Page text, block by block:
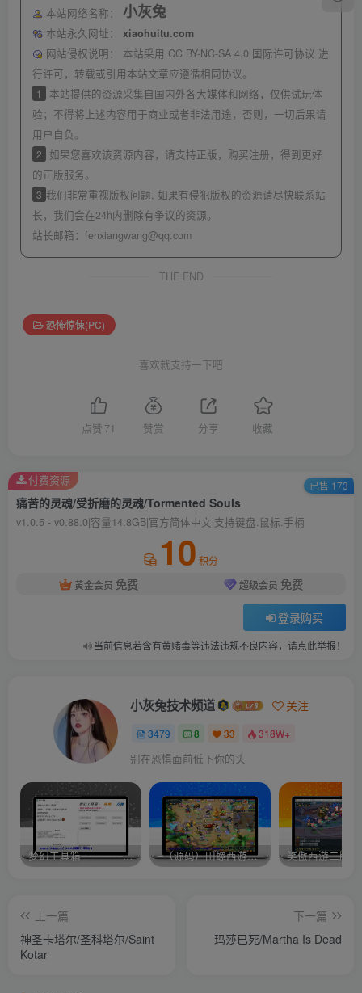
本站网络名称： 小灰兔
本站永久网址：
xiaohuitu.com
网站侵权说明：
本站采用 CC BY-NC-SA 4.0 国际许可协议 进
行许可，转载或引用本站文章应遵循相同协议。
1
本站提供的资源采集自国内外各大媒体和网络，仅供试玩体
验；不得将上述内容用于商业或者非法用途，否则，一切后果请
用户自负。
2
如果您喜欢该资源内容，请支持正版，购买注册，得到更好
的正版服务。
3 我们非常重视版权问题, 如果有侵犯版权的资源请尽快联系站
长，我们会在24h内删除有争议的资源。
站长邮箱： fenxiangwang@qq.com
THE END
恐怖惊悚(PC)
喜欢就支持一下吧
点赞 71 赞赏 分享 收藏
痛苦的灵魂/受折磨的灵魂/Tormented Souls
v1.0.5 - v0.88.0|容量14.8GB|官方简体中文|支持键盘.鼠标.手柄
10 积分
黄金会员 免费 超级会员 免费
登录购买
当前信息若含有黄赌毒等违法违规不良内容，请点此举报！
付费资源 已售 173
小灰兔技术频道 关注
3479 8 33 318W+
别在恐惧面前低下你的头
梦幻工具箱————-免费 –（源码）田螺西游9.0 假人摆摊18门派飞升渡劫化圣助战最新BB谛听…. 笑傲西游二版-
上一篇
神圣卡塔尔/圣科塔尔/Saint
Kotar
下一篇
玛莎已死/Martha Is Dead